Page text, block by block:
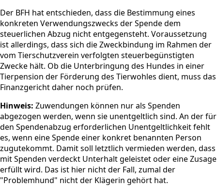
Der BFH hat entschieden, dass die Bestimmung eines
konkreten Verwendungszwecks der Spende dem
steuerlichen Abzug nicht entgegensteht. Voraussetzung
ist allerdings, dass sich die Zweckbindung im Rahmen der
vom Tierschutzverein verfolgten steuerbegünstigten
Zwecke hält. Ob die Unterbringung des Hundes in einer
Tierpension der Förderung des Tierwohles dient, muss das
Finanzgericht daher noch prüfen.
Hinweis: Zuwendungen können nur als Spenden
abgezogen werden, wenn sie unentgeltlich sind. An der für
den Spendenabzug erforderlichen Unentgeltlichkeit fehlt
es, wenn eine Spende einer konkret benannten Person
zugutekommt. Damit soll letztlich vermieden werden, dass
mit Spenden verdeckt Unterhalt geleistet oder eine Zusage
erfüllt wird. Das ist hier nicht der Fall, zumal der
"Problemhund" nicht der Klägerin gehört hat.